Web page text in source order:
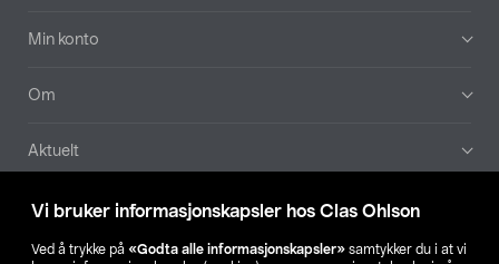
Vi bruker informasjonskapsler hos Clas Ohlson
Ved å trykke på «Godta alle informasjonskapsler» samtykker du i at vi
Min konto
Om
Aktuelt
Våre selskaper
Finn din butikk